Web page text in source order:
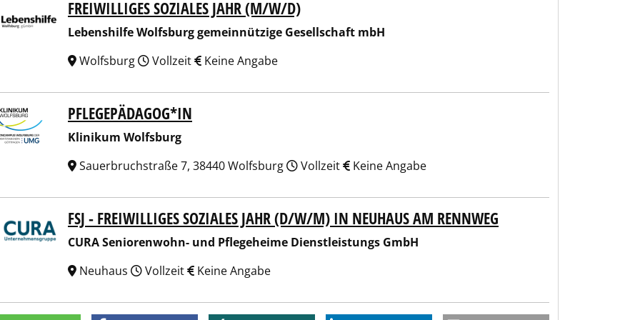
Wolfsburg gemeinnützige Gesellschaft mbH
FREIWILLIGES SOZIALES JAHR (M/W/D)
Lebenshilfe Wolfsburg gemeinnützige Gesellschaft mbH
Wolfsburg
Vollzeit Keine Angabe
WolfsburgPFLEGEPÄDAGOG*IN
Klinikum Wolfsburg
Sauerbruchstraße 7, 38440 Wolfsburg
Vollzeit Keine Angabe
Seniorenwohn- und Pflegeheime Dienstleistungs GmbH
FSJ - FREIWILLIGES SOZIALES JAHR (D/W/M) IN NEUHAUS AM RENNWEG
CURA Seniorenwohn- und Pflegeheime Dienstleistungs GmbH
Neuhaus
Vollzeit Keine Angabe